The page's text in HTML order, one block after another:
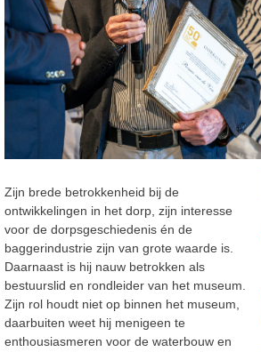
Zijn brede betrokkenheid bij de
ontwikkelingen in het dorp, zijn interesse
voor de dorpsgeschiedenis én de
baggerindustrie zijn van grote waarde is.
Daarnaast is hij nauw betrokken als
bestuurslid en rondleider van het museum.
Zijn rol houdt niet op binnen het museum,
daarbuiten weet hij menigeen te
enthousiasmeren voor de waterbouw en